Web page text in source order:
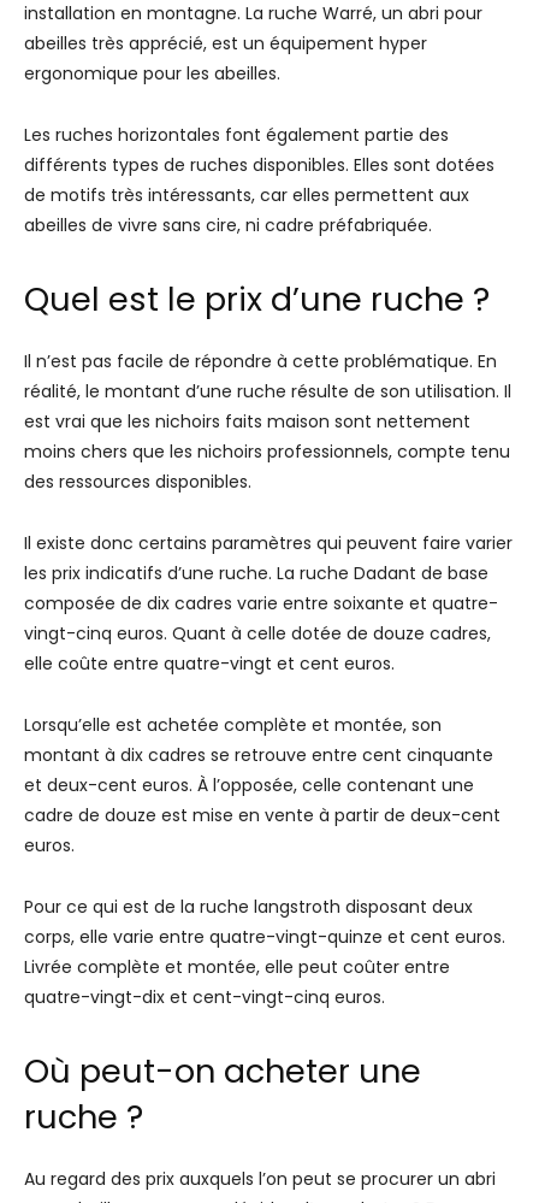
installation en montagne. La ruche Warré, un abri pour
abeilles très apprécié, est un équipement hyper
ergonomique pour les abeilles.
Les ruches horizontales font également partie des
différents types de ruches disponibles. Elles sont dotées
de motifs très intéressants, car elles permettent aux
abeilles de vivre sans cire, ni cadre préfabriquée.
Quel est le prix d’une ruche ?
Il n’est pas facile de répondre à cette problématique. En
réalité, le montant d’une ruche résulte de son utilisation. Il
est vrai que les nichoirs faits maison sont nettement
moins chers que les nichoirs professionnels, compte tenu
des ressources disponibles.
Il existe donc certains paramètres qui peuvent faire varier
les prix indicatifs d’une ruche. La ruche Dadant de base
composée de dix cadres varie entre soixante et quatre-
vingt-cinq euros. Quant à celle dotée de douze cadres,
elle coûte entre quatre-vingt et cent euros.
Lorsqu’elle est achetée complète et montée, son
montant à dix cadres se retrouve entre cent cinquante
et deux-cent euros. À l’opposée, celle contenant une
cadre de douze est mise en vente à partir de deux-cent
euros.
Pour ce qui est de la ruche langstroth disposant deux
corps, elle varie entre quatre-vingt-quinze et cent euros.
Livrée complète et montée, elle peut coûter entre
quatre-vingt-dix et cent-vingt-cinq euros.
Où peut-on acheter une
ruche ?
Au regard des prix auxquels l’on peut se procurer un abri